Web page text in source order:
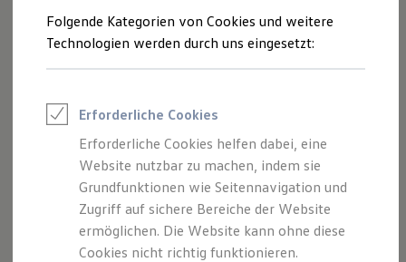
Saisonangebote
Reifenpakete
Leasing
Leasing-Angebote
Elektroauto Leasing
Kleinwagen-Leasing
Leasing ohne Anzahlung
Finanzierung
Autokredit mit Schlussrate
Versicherungen und Garantien
Kfz-Versicherung
Restschuldversicherungen
Garantien
Folgende Kategorien von Cookies und weitere
Technologien werden durch uns eingesetzt:
Erforderliche Cookies
Erforderliche Cookies helfen dabei, eine
Website nutzbar zu machen, indem sie
Grundfunktionen wie Seitennavigation und
Zugriff auf sichere Bereiche der Website
ermöglichen. Die Website kann ohne diese
Cookies nicht richtig funktionieren.